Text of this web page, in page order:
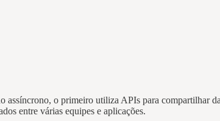
o primeiro utiliza APIs para compartilhar
entre várias equipes e aplicações.